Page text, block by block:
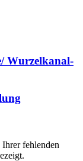
Wur­zel­ka­nal­
fehlenden